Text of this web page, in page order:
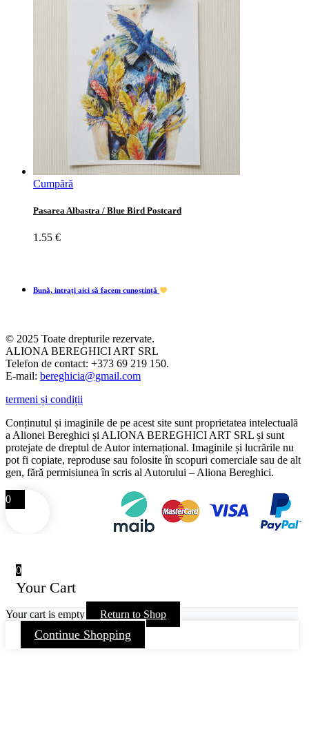
Cumpără
Pasarea Albastra / Blue Bird Postcard
1.55 €
Bună, intrați aici să facem cunoștință
© 2025 Toate drepturile rezervate.
ALIONA BEREGHICI ART SRL
Telefon de contact: +373 69 219 150.
E-mail: bereghicia@gmail.com
termeni și condiții
Conținutul și imaginile de pe acest site sunt proprietatea intelectuală
a Alionei Bereghici și ALIONA BEREGHICI ART SRL și sunt
protejate de dreptul de Autor internațional. Imaginile și lucrările nu
pot fi copiate, reproduse sau folosite în scopuri comerciale sau de alt
gen, fără permisiunea în scris al Autorului – Aliona Bereghici.
0
0
Your Cart
Your cart is empty Return to Shop
Continue Shopping